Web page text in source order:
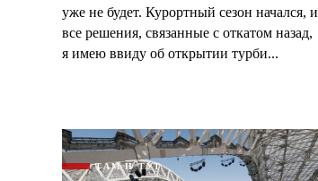
уже не будет. Курортный сезон начался, и
все решения, связанные с откатом назад,
я имею ввиду об открытии турби...
ТАМ И ТУТ